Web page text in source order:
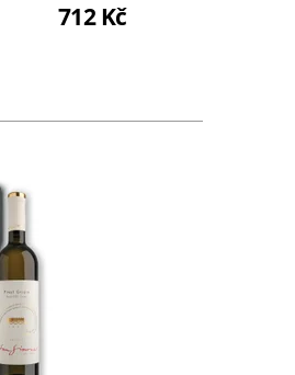
712 Kč